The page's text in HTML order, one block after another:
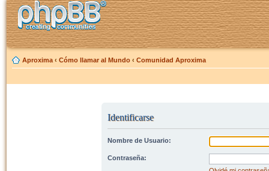
Aproxima ‹ Cómo llamar al Mundo ‹ Comunidad Aproxima
Identificarse
Nombre de Usuario:
Contraseña: